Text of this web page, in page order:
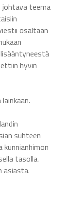
johtava teema
osaltaan
hyvin
suhteen
tasolla.
asiasta.